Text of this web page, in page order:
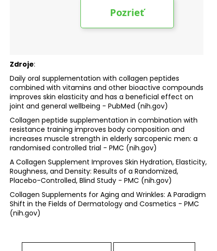
Zdroje:
Daily oral supplementation with collagen peptides
combined with vitamins and other bioactive compounds
improves skin elasticity and has a beneficial effect on
joint and general wellbeing - PubMed (nih.gov)
Collagen peptide supplementation in combination with
resistance training improves body composition and
increases muscle strength in elderly sarcopenic men: a
randomised controlled trial - PMC (nih.gov)
A Collagen Supplement Improves Skin Hydration, Elasticity,
Roughness, and Density: Results of a Randomized,
Placebo-Controlled, Blind Study - PMC (nih.gov)
Collagen Supplements for Aging and Wrinkles: A Paradigm
Shift in the Fields of Dermatology and Cosmetics - PMC
(nih.gov)